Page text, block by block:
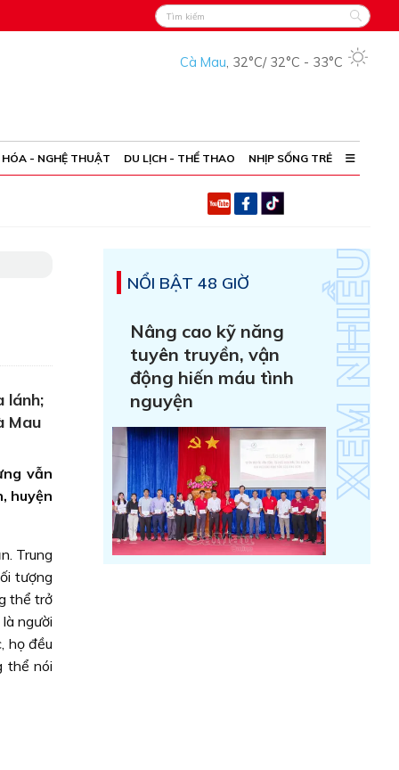
Cà Mau, 32°C/ 32°C - 33°C
- NGHỆ THUẬT DU LỊCH - THỂ THAO NHỊP SỐNG TRẺ
lánh;
Mau
vẫn
huyện
Trung
tượng
thể trở
người
họ đều
thể nói
NỔI BẬT 48 GIỜ
Nâng cao kỹ năng
tuyên truyền, vận
động hiến máu tình
nguyện